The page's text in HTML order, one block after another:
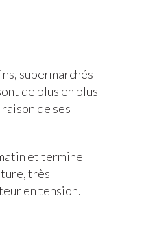
supermarchés
de plus en plus
de ses
et termine
très
en tension.